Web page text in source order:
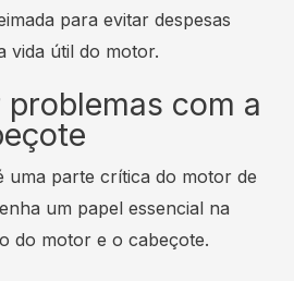
para evitar despesas
vida útil do motor.
com a
uma parte crítica do motor de
um papel essencial na
do motor e o cabeçote.